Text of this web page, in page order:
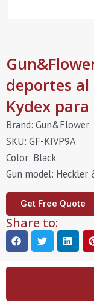
deportes al
Kydex para
Brand: Gun&Flower
SKU: GF-KIVP9A
Color: Black
Gun model: Heckler
Get Free Quote
Share to: